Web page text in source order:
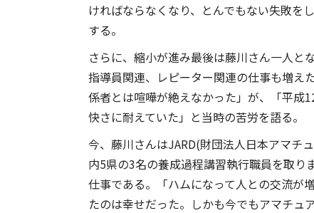
ければならなくなり、とんでもない失敗を
する。
さらに、縮小が進み最後は藤川さん一人と
指導員関連、レピーター関連の仕事も増え
係者とは喧嘩が絶えなかった」が、「平成
快さに耐えていた」と当時の苦労を語る。
今、藤川さんはJARD(財団法人日本アマチ
内5県の3名の養成過程講習執行職員を取
仕事である。「ハムになって人との交流が
たのは幸せだった。しかも今でもアマチュ